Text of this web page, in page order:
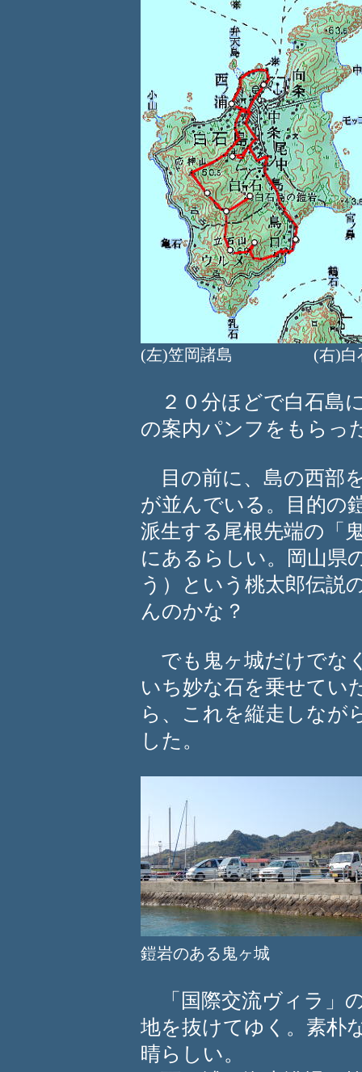
(左)笠岡諸島 (右)白石島
２０分ほどで白石島
の案内パンフをもらっ
目の前に、島の西部
が並んでいる。目的の
派生する尾根先端の「
にあるらしい。岡山県
う）という桃太郎伝説
んのかな？
でも鬼ヶ城だけでな
いち妙な石を乗せてい
ら、これを縦走しなが
した。
鎧岩のある鬼ヶ城
「国際交流ヴィラ」
地を抜けてゆく。素朴
晴らしい。